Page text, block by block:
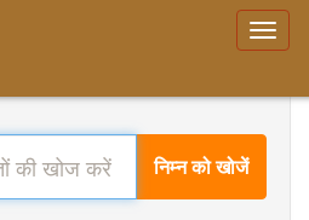
निम्न को खोजें